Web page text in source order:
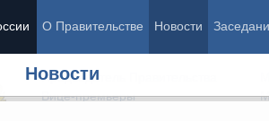
О Правительстве Новости
Новости
Председатель Правительства
Вице-премьеры